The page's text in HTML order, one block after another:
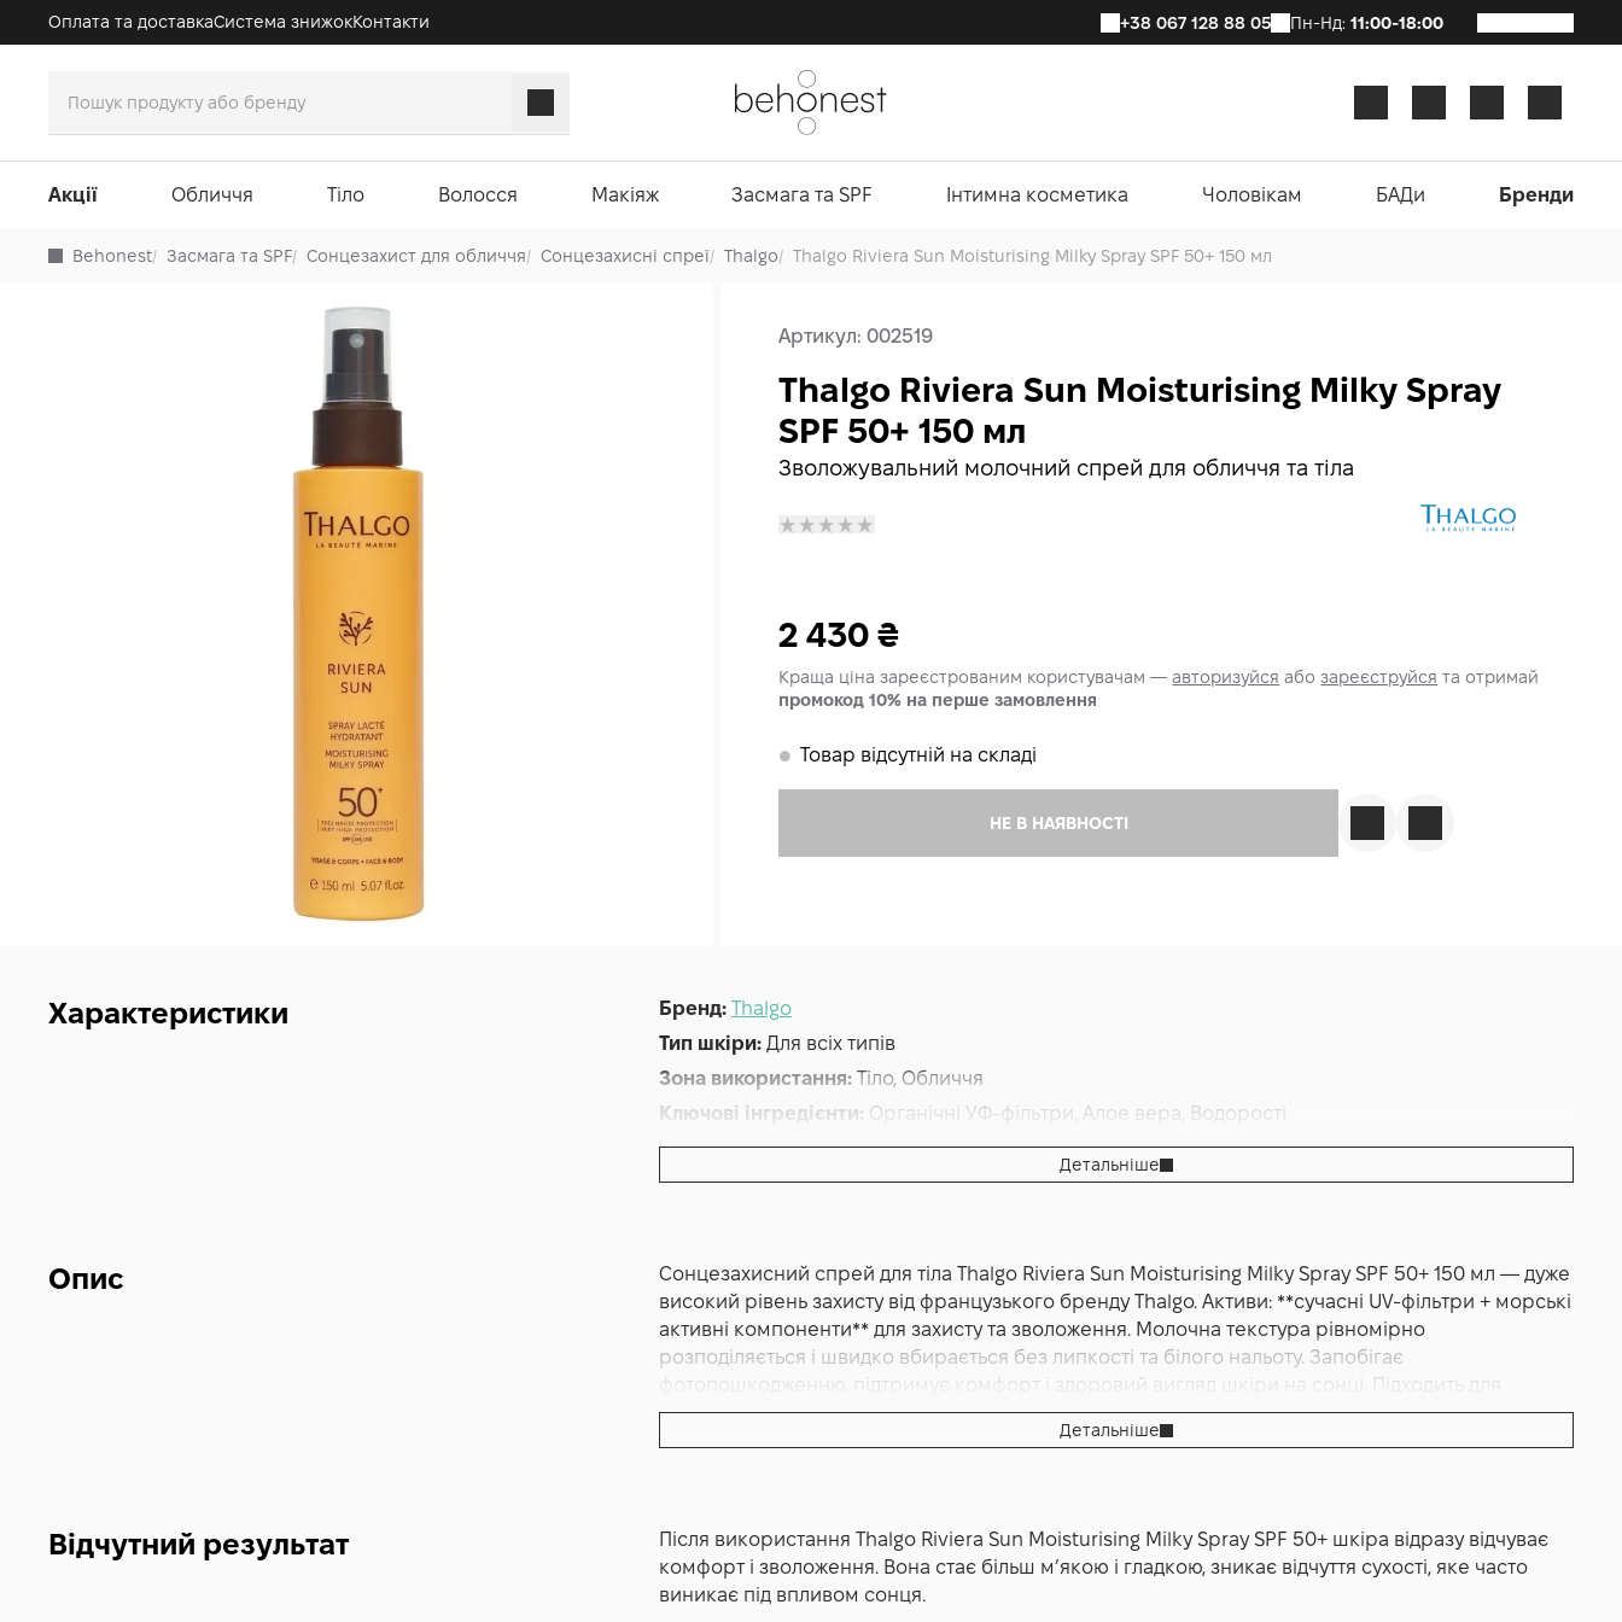
Оплата та доставкаСистема знижокКонтакти +38 067 128 88 05 Пн-Нд: 11:00-18:00
Акції Обличчя Тіло Волосся Макіяж Засмага та SPF Інтимна косметика Чоловікам БАДи Бренди
Behonest/ Засмага та SPF/ Сонцезахист для обличчя/ Сонцезахисні спреї/ Thalgo/ Thalgo Riviera Sun Moisturising Milky Spray SPF 50+ 150 мл
Артикул:002519
Зволожувальний молочний спрей для обличчя та тіла
Thalgo Riviera Sun Moisturising Milky Spray
SPF 50+ 150 мл
2 430₴
Краща ціна зареєстрованим користувачам —авторизуйся абозареєструйся та отримай
промокод 10% на перше замовлення
𒊹 Товар відсутній на складі
НЕ В НАЯВНОСТІ
Характеристики Бренд: Thalgo
Тип шкіри: Для всіх типів
Зона використання: Тіло, Обличчя
Ключові інгредієнти: Органічні УФ-фільтри, Алое вера, Водорості
Основна дія:Захист від сонця,Антивіковий,Пом'якшення,Зволоження
Форма випуску:Спрей
Індекс SPF:
Детальніше
Опис
Сонцезахисний спрей для тіла Thalgo Riviera Sun Moisturising Milky Spray SPF 50+ 150 мл — дуже
високий рівень захисту від французького бренду Thalgo. Активи: **сучасні UV-фільтри + морські
активні компоненти** для захисту та зволоження. Молочна текстура рівномірно
розподіляється і швидко вбирається без липкості та білого нальоту. Запобігає
фотопошкодженню, підтримує комфорт і здоровий вигляд шкіри на сонці. Підходить для
щоденного використання у спекотну погоду. Французький бренд Thalgo.
поєднує сучасні UV-фільтри з морськими активними компонентами, що дозволяє не лише
запобігати фотопошкодженню, а й підтримувати комфорт і здоровий вигляд шкіри під час
перебування на сонці.
Детальніше
Відчутний результат
Після використання Thalgo Riviera Sun Moisturising Milky Spray SPF 50+ шкіра відразу відчуває
комфорт і зволоження. Вона стає більш м’якою і гладкою, зникає відчуття сухості, яке часто
виникає під впливом сонця.